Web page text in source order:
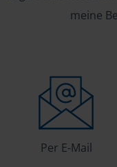
meine
Per E-Mail